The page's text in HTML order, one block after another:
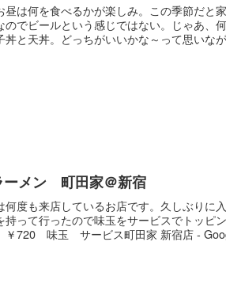
昼は何を食べるかが楽しみ。この季節だと
のでビールという感じではない。じゃあ、
丼と天丼。どっちがいいかな～って思いな
ーメン 町田家＠新宿
何度も来店しているお店です。久しぶりに
持って行ったので味玉をサービスでトッピ
720 味玉 サービス町田家 新宿店 -